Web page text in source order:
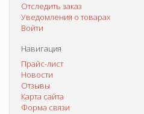
Отследить заказ
Уведомления о товарах
Войти
Навигация
Прайс-лист
Новости
Отзывы
Карта сайта
Форма связи